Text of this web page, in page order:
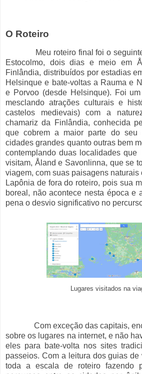
O Roteiro
Meu roteiro final foi o seguinte:
Estocolmo, dois dias e meio em
Finlândia, distribuídos por estadias
Helsinque e bate-voltas a Rauma e
e Porvoo (desde Helsinque). Foi
mesclando atrações culturais e
castelos medievais) com a
chamariz da Finlândia, conhecida
que cobrem a maior parte do seu
cidades grandes quanto outras bem
contemplando duas localidades que
visitam, Åland e Savonlinna, que se
viagem, com suas paisagens
Lapônia de fora do roteiro, pois sua
boreal, não acontece nesta época e
pena o desvio significativo no
Lugares visitados na
Com exceção das capitais,
sobre os lugares na internet, e não
eles para bate-volta nos sites
passeios. Com a leitura dos guias
toda a escala de roteiro fazendo